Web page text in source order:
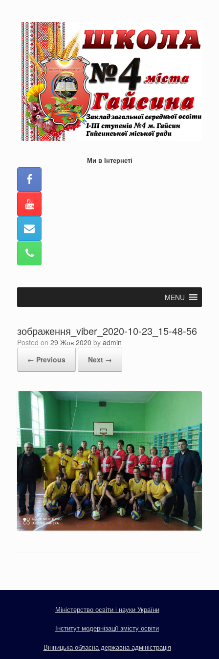
Ми в Інтернеті
MENU
зображення_viber_2020-10-23_15-48-56
Posted on 29 Жов 2020 by admin
← Previous
Next →
Міністерство освіти і науки України
Інститут модернізації змісту освіти
Вінницька обласна державна адміністрація